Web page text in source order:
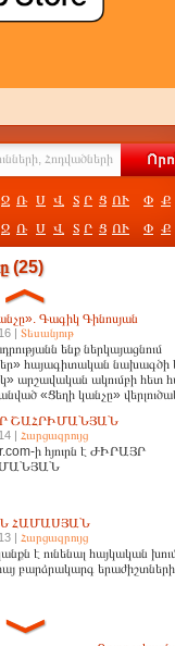
Ջ Ռ Ս Վ Տ Ր Ց ՈՒ Փ Ք
Ջ Ռ Ս Վ Տ Ր Ց ՈՒ Փ Ք
(25)
Գագիկ Գինոսյան
| Տեսանյութ
ենք ներկայացնում
հայագիտական նախագծի
արշավական ակումբի հետ
«Ցեղի կանչը»
ՇԱՀՐԻՄԱՆՅԱՆ
| Հարցազրույց
ի հյուրն է ԺԻՐԱՅՐ
ՀԱՄԱՍՅԱՆ
| Հարցազրույց
է ունենալ հայկական
բարձրակարգ